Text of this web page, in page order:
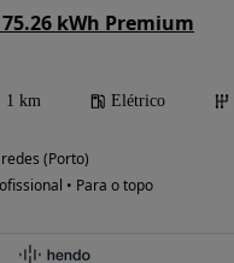
kWh Premium
1 km Elétrico
(Porto)
• Para o topo